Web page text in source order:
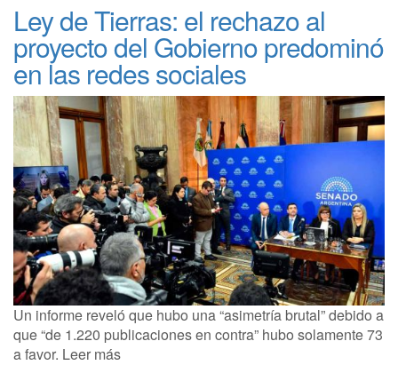
Ley de Tierras: el rechazo al
proyecto del Gobierno predominó
en las redes sociales
Un informe reveló que hubo una “asimetría brutal” debido a
que “de 1.220 publicaciones en contra” hubo solamente 73
a favor. Leer más